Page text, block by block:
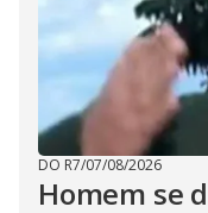
DO R7/07/08/2026
Homem se